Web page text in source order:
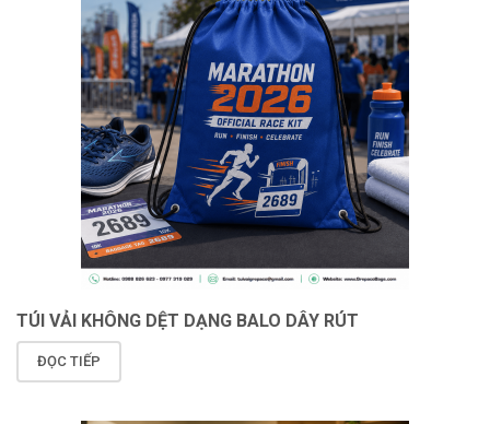
TÚI VẢI KHÔNG DỆT DẠNG BALO DÂY RÚT
ĐỌC TIẾP